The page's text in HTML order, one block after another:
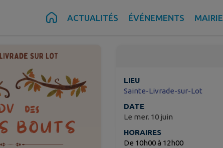
Pied de page ACTUALITÉS ÉVÉNEMENTS MAIRIE
LIEU
Sainte-Livrade-sur-Lot
DATE
Le mer. 10 juin
HORAIRES
De 10h00 à 12h00